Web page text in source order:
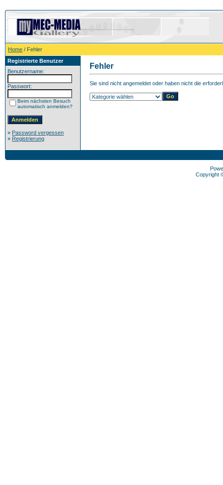
Home / Fehler
Registrierte Benutzer
Benutzername:
Passwort:
Beim nächsten Besuch
automatisch anmelden?
» Password vergessen
» Registrierung
Fehler
Sie sind nicht angemeldet oder haben nicht die
Copyright